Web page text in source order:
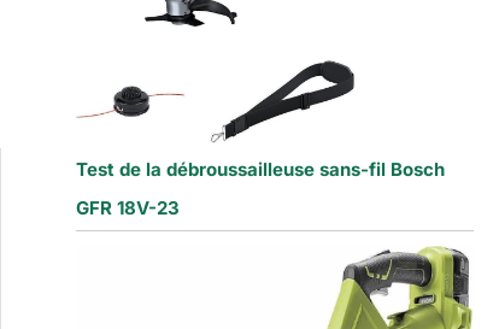
Test de la débroussailleuse sans-fil Bosch
GFR 18V-23